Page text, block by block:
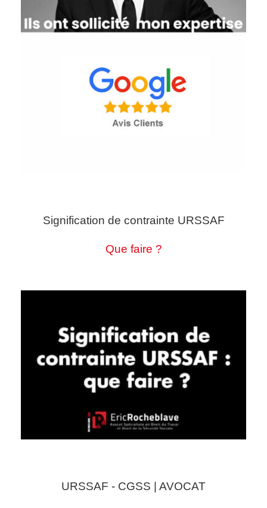
Signification de contrainte URSSAF
Que faire ?
URSSAF - CGSS | AVOCAT